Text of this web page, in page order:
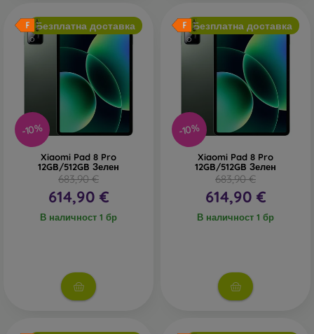
-10%
Безплатна доставка
Xiaomi Pad 8 Pro
12GB/512GB Зелен
683,90 €
614,90 €
В наличност 1 бр
-10%
Безплатна доставка
Xiaomi Pad 8 Pro
12GB/512GB Зелен
683,90 €
614,90 €
В наличност 1 бр